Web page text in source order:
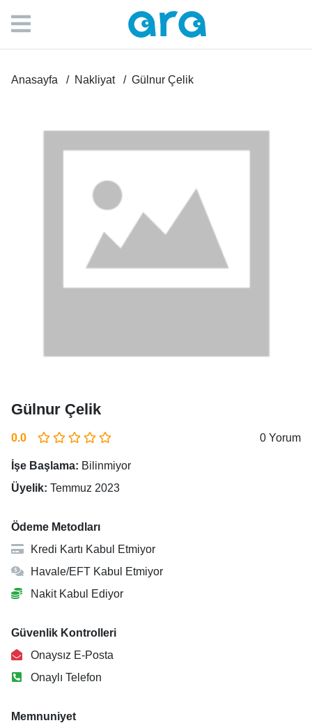
Anasayfa Nakliyat Gülnur Çelik
Gülnur Çelik
0.0 0 Yorum
İşe Başlama: Bilinmiyor
Üyelik: Temmuz 2023
Ödeme Metodları
Kredi Kartı Kabul Etmiyor
Havale/EFT Kabul Etmiyor
Nakit Kabul Ediyor
Güvenlik Kontrolleri
Onaysız E-Posta
Onaylı Telefon
Memnuniyet